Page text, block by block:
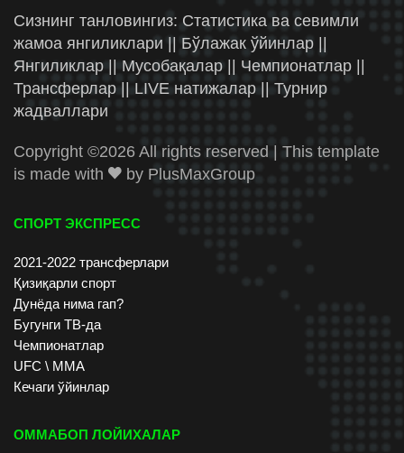
Сизнинг танловингиз: Статистика ва севимли
жамоа янгиликлари || Бўлажак ўйинлар ||
Янгиликлар || Мусобақалар || Чемпионатлар ||
Трансферлар || LIVE натижалар || Турнир
жадваллари
Copyright ©2026 All rights reserved | This template
is made with
by PlusMaxGroup
СПОРТ ЭКСПРЕСС
2021-2022 трансферлари
Қизиқарли спорт
Дунёда нима гап?
Бугунги ТВ-да
Чемпионатлар
UFC \ ММА
Кечаги ўйинлар
ОММАБОП ЛОЙИХАЛАР